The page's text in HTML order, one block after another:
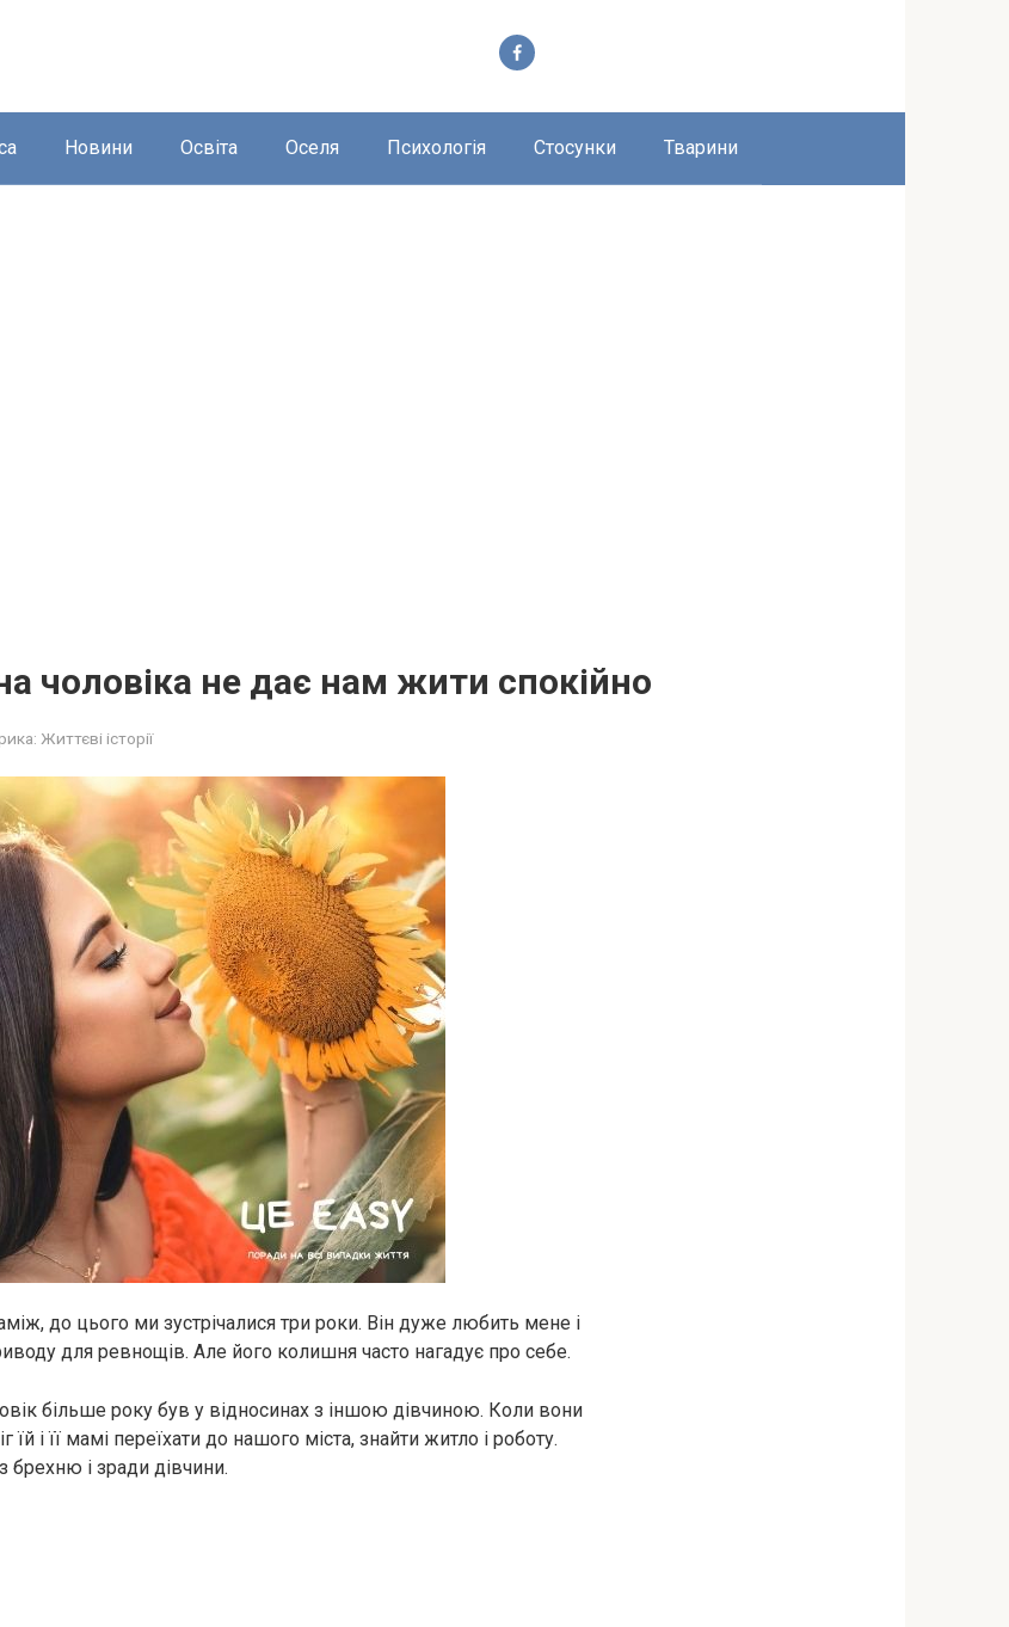
Новини Освіта Оселя Психологія Стосунки Тварини
чоловіка не дає нам жити спокійно
Життєві історії
до цього ми зустрічалися три роки. Він дуже любить мене і
для ревнощів. Але його колишня часто нагадує про себе.
більше року був у відносинах з іншою дівчиною. Коли вони
їй і її мамі переїхати до нашого міста, знайти житло і роботу.
брехню і зради дівчини.